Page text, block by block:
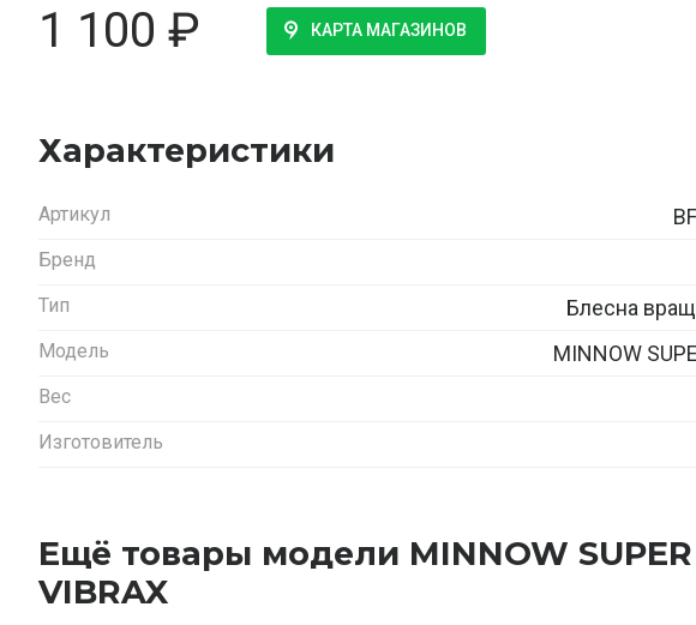
1 100 ₽ КАРТА МАГАЗИНОВ
Характеристики
Артикул
Бренд
Тип Блесна
Модель MINNOW
Вес
Изготовитель
Ещё товары модели MINNOW SUPER
VIBRAX